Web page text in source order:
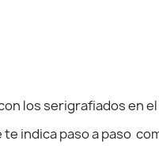
los serigrafiados en
indica paso a paso